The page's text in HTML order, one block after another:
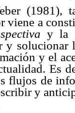
(1981),
viene a
y la
y
y el
Es
flujos de
y